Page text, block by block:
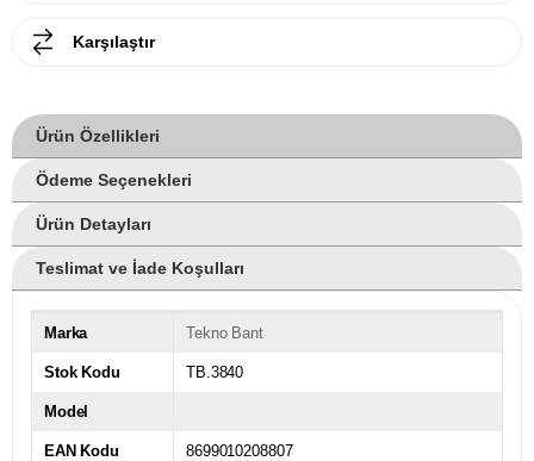
Karşılaştır
Ürün Özellikleri
Ödeme Seçenekleri
Ürün Detayları
Teslimat ve İade Koşulları
Marka Tekno Bant
Stok Kodu TB.3840
Model
EAN Kodu 8699010208807